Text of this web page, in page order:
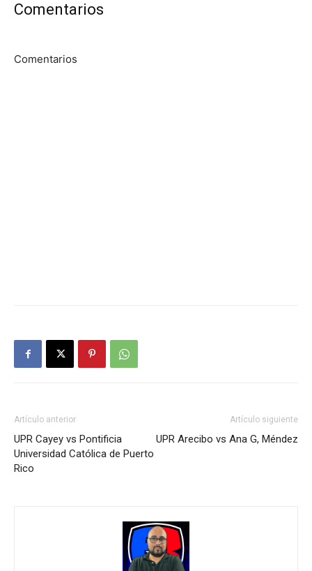
Comentarios
Comentarios
Artículo anterior
UPR Cayey vs Pontificia
Universidad Católica de Puerto
Rico
Artículo siguiente
UPR Arecibo vs Ana G, Méndez